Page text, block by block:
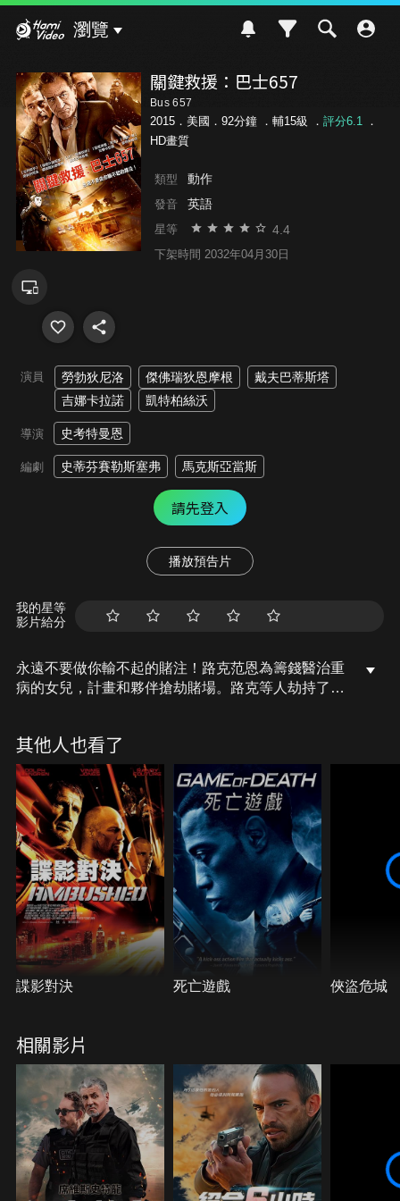
瀏覽
關鍵救援：巴士657
Bus 657
2015．美國．92分鐘 ． 輔15級 ． 評分6.1．
HD畫質
類型 動作
發音 英語
星等 4.4
下架時間 2032年04月30日
演員 勞勃狄尼洛 傑佛瑞狄恩摩根
戴夫巴蒂斯塔
吉娜卡拉諾
凱特柏絲沃
導演 史考特曼恩
編劇 史蒂芬賽勒斯塞弗 馬克斯亞當斯
請先登入
播放預告片
我的星等
影片給分
永遠不要做你輸不起的賭注！路克范恩為籌錢醫治重
病的女兒，計畫和夥伴搶劫賭場。路克等人劫持了一
狀況不斷，多方人馬展開一場無法預料的亡命追逐，
路克要如何在期限內把錢送進醫院呢？
其他人也看了
諜影對決 死亡遊戲 俠盜危城
相關影片